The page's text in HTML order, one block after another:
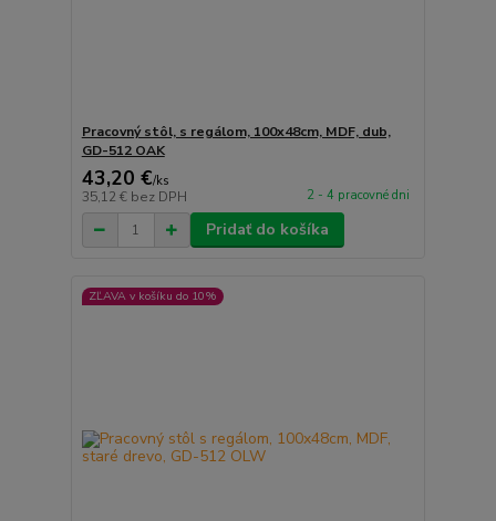
Pracovný stôl, s regálom, 100x48cm, MDF, dub,
GD-512 OAK
43,20 €/ks
35,12 € bez DPH 2 - 4 pracovné dni
Pridať do košíka
ZĽAVA v košíku do 10%